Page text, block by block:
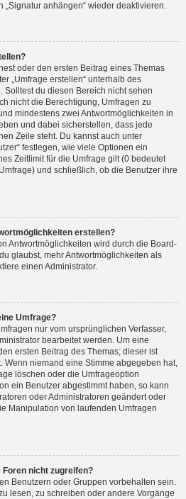
„Signatur anhängen“ wieder deaktivieren.
oder den ersten Beitrag eines Themas
„Umfrage erstellen“ unterhalb des
Solltest du diesen Bereich nicht sehen
nicht die Berechtigung, Umfragen zu
mindestens zwei Antwortmöglichkeiten in
und dabei sicherstellen, dass jede
Zeile steht. Du kannst auch unter
festlegen, wie viele Optionen ein
Zeitlimit für die Umfrage gilt (0 bedeutet
und schließlich, ob die Benutzer ihre
erstellen?
Antwortmöglichkeiten wird durch die Board-
glaubst, mehr Antwortmöglichkeiten als
einen Administrator.
Umfrage?
nur vom ursprünglichen Verfasser,
bearbeitet werden. Um eine
ersten Beitrag des Themas; dieser ist
Wenn niemand eine Stimme abgegeben hat,
löschen oder die Umfrageoption
ein Benutzer abgestimmt haben, so kann
oder Administratoren geändert oder
Manipulation von laufenden Umfragen
nicht zugreifen?
Benutzern oder Gruppen vorbehalten sein.
lesen, zu schreiben oder andere Vorgänge